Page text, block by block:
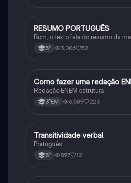
Português
RESUMO PORTUGUÊS
Bom, o texto fala do resumo da
8° 3,006 52
Português
Como fazer uma redação
Redação ENEM estrutura
3°EM 6,589 223
Português
Transitividade verbal
Português
8° 897 12